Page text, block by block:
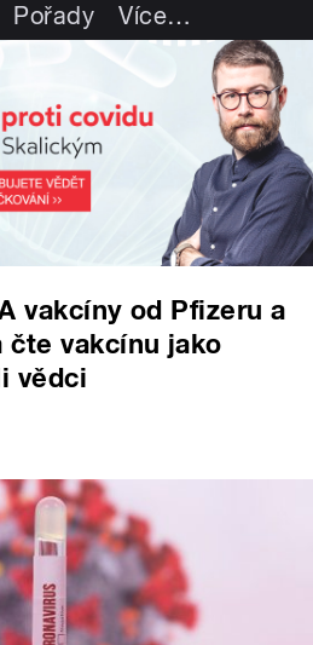
Pořady Více…
vakcíny od Pfizeru a
čte vakcínu jako
vědci